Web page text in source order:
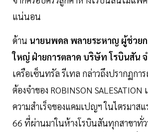
แน่นอน
ด้าน นายนพดล พลายระหาญ ผู้ช่วยก
ใหญ่ ฝ่ายการตลาด บริษัท โรบินสัน
เครือเซ็นทรัล รีเทล กล่าวถึงปรากฏกา
ต้องจำของ ROBINSON SALESATION
ความสำเร็จของแคมเปญฯ ในไตรมาส
66 ที่ผ่านมาในห้างโรบินสันทุกสาขาทั่